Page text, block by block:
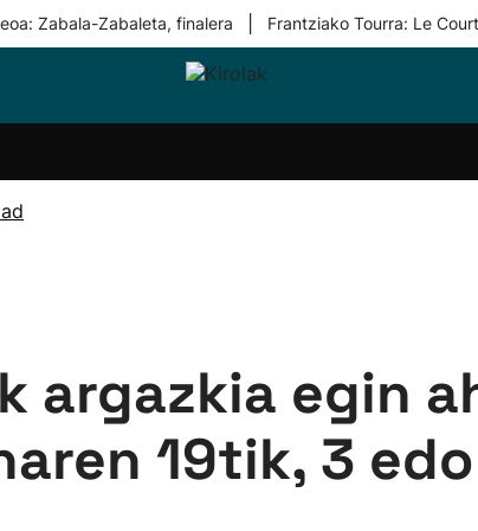
Zabala-Zabaleta, finalera Frantziako Tourra: Le
Taldeak
argazkia egin
19tik, 3